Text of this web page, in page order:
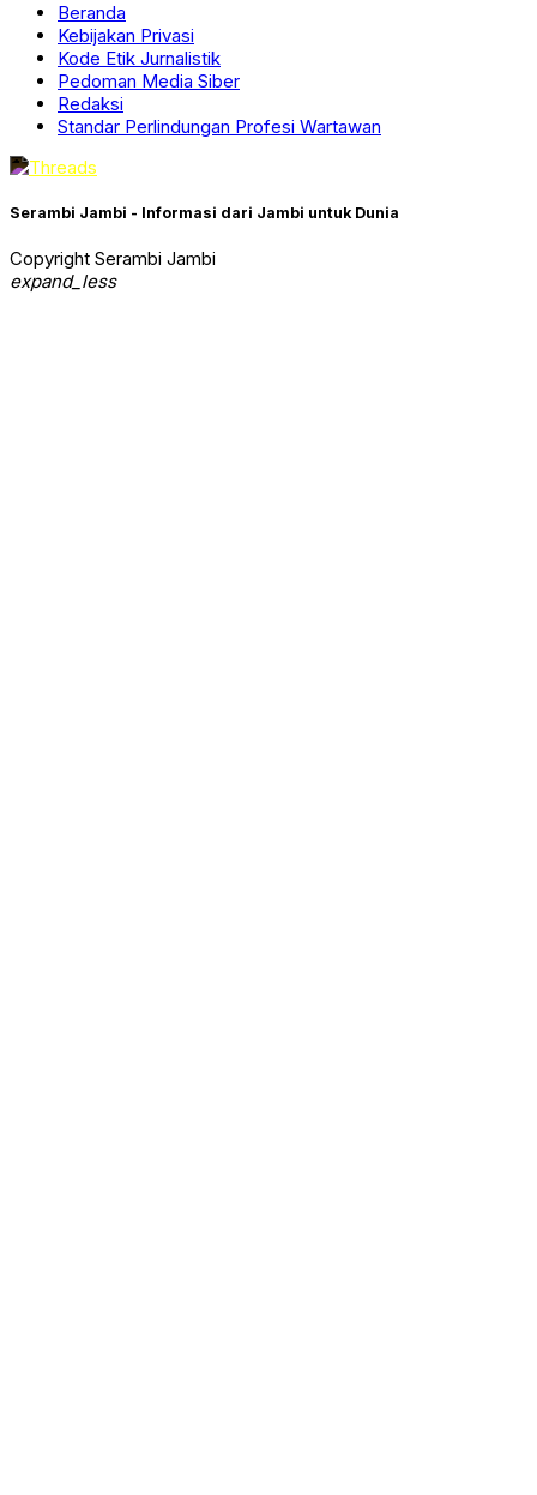
Beranda
Kebijakan Privasi
Kode Etik Jurnalistik
Pedoman Media Siber
Redaksi
Standar Perlindungan Profesi Wartawan
Serambi Jambi - Informasi dari Jambi untuk Dunia
Copyright Serambi Jambi
expand_less